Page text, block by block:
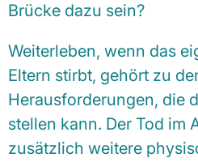
Brücke dazu sein?
Weiterleben, wenn das
Eltern stirbt, gehört zu
Herausforderungen, die
stellen kann. Der Tod im
zusätzlich weitere